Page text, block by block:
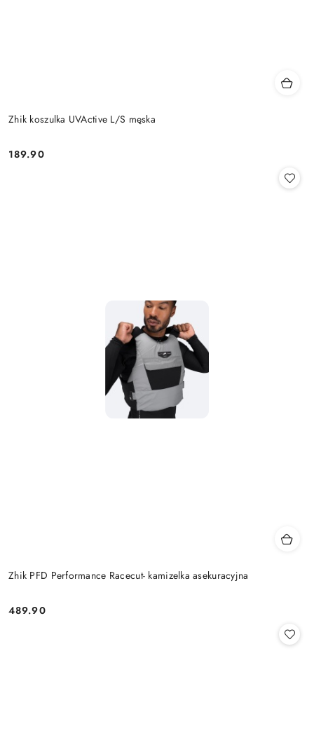
Zhik koszulka UVActive L/S męska
Cena:
189.90
Zhik PFD Performance Racecut- kamizelka asekuracyjna
Cena:
489.90